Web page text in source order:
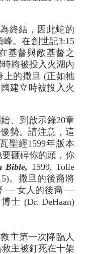
終結，因此蛇的
。在創世記3:15
基督與敵基督之
將被投入火湖內
上的撒旦 (正如牠
建立時被投入火
、到啟示錄20章
勢。請注意，這
聖經1599年版本
砸碎你的頭，你
Bible, 1599, Tolle
。撒旦的後裔將
— 女人的後裔 —
士 (Dr. DeHaan)
主第一次降臨人
主被釘死在十架